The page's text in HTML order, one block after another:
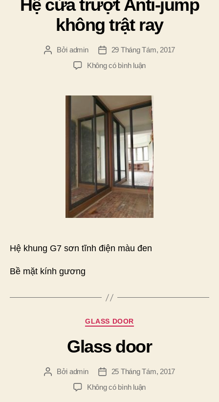
Hệ cửa trượt Anti-jump
không trật ray
TácBởi admin
Ngày
đăng
29 Tháng Tám, 2017
Không có bình luậnở
trượt
Anti-
jump
không
trật
ray
Hệ khung G7 sơn tĩnh điện màu đen
Bề mặt kính gương
Chuyên
GLASS DOOR
Glass door
TácBởi admin
Ngày
đăng
25 Tháng Tám, 2017
Không có bình luậnở